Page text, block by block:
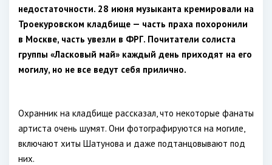
недостаточности. 28 июня музыканта кремировали на
Троекуровском кладбище — часть праха похоронили
в Москве, часть увезли в ФРГ. Почитатели солиста
группы «Ласковый май» каждый день приходят на его
могилу, но не все ведут себя прилично.
Охранник на кладбище рассказал, что некоторые фанаты
артиста очень шумят. Они фотографируются на могиле,
включают хиты Шатунова и даже подтанцовывают под
них.